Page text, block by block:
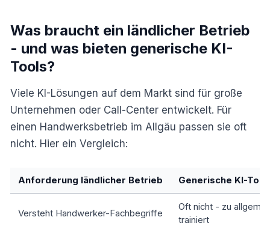
Was braucht ein ländlicher Betrieb
- und was bieten generische KI-
Tools?
Viele KI-Lösungen auf dem Markt sind für große
Unternehmen oder Call-Center entwickelt. Für
einen Handwerksbetrieb im Allgäu passen sie oft
nicht. Hier ein Vergleich:
Anforderung ländlicher Betrieb Generische KI-
Versteht Handwerker-Fachbegriffe
Oft nicht - zu
trainiert